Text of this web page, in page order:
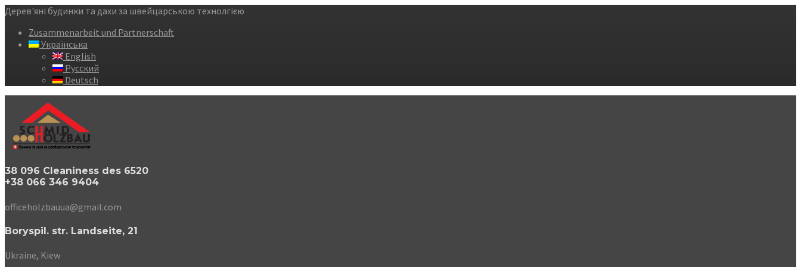
Дерев'яні будинки та дахи за швейцарською технолгією
Zusammenarbeit und Partnerschaft
Українська
English
Русский
Deutsch
38 096 Cleaniness des 6520
+38 066 346 9404
officeholzbauua@gmail.com
Boryspil. str. Landseite, 21
Ukraine, Kiew